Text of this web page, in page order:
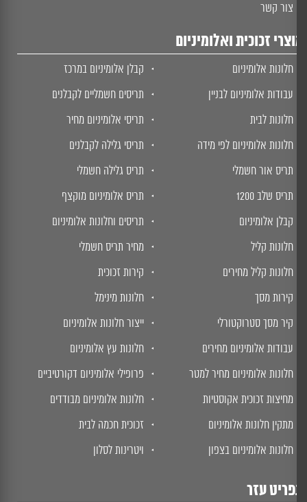
צור קשר
זכוכית ואלומיניום
חלונות אלומיניום
עבודות אלומיניום לבניין
חלונות לבית
חלונות אלומיניום לפי מידה
תריס אור חשמלי
תריס שלב 1200
קבלן אלומיניום
חלונות קליל
חלונות קליל מחירים
קירות מסך
קיר מסך סטרוקטורלי
עבודות אלומיניום מחירים
חלונות אלומיניום מחיר למטר
מחיצות זכוכית אקוסטיות
מתקין חלונות אלומיניום
חלונות אלומיניום בצפון
קבלן אלומיניום במרכז
תריסים חשמליים לקבלנים
תריסי אלומיניום מחיר
תריסי גלילה לקבלנים
תריס גלילה חשמלי
תריס אלומיניום מוקצף
תריסים וחלונות אלומיניום
מחיר תריס חשמלי
קירות זכוכית
חלונות מינימל
ייצור חלונות אלומיניום
חלונות עץ אלומיניום
פרופילי אלומיניום דקורטיביים
חלונות אלומיניום מבודדים
זכוכית חכמה לבית
ויטרינות לסלון
עזר